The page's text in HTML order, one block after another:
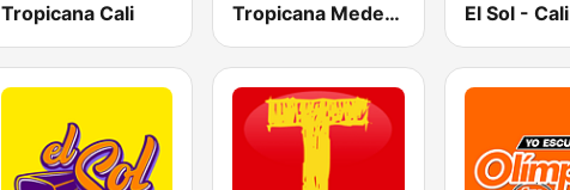
Tropicana Cali Tropicana Medellín El Sol - Cali